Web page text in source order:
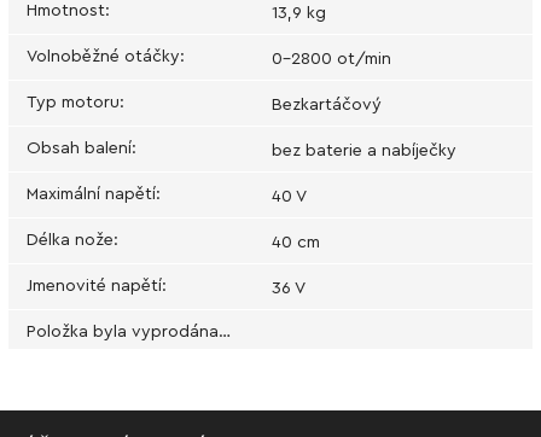
Hmotnost: 13,9 kg
Volnoběžné otáčky: 0-2800 ot/min
Typ motoru: Bezkartáčový
Obsah balení: bez baterie a nabíječky
Maximální napětí: 40 V
Délka nože: 40 cm
Jmenovité napětí: 36 V
Položka byla vyprodána…